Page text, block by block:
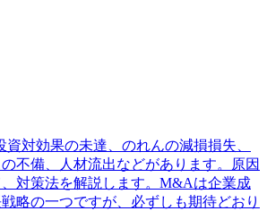
対効果の未達、のれんの減損損失、
不備、人材流出などがあります。原因
対策法を解説します。M&Aは企業成
略の一つですが、必ずしも期待どおり